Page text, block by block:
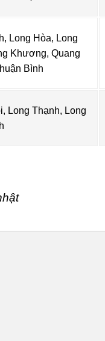
Long Hòa, Long
Khương, Quang
Bình
Long Thạnh, Long